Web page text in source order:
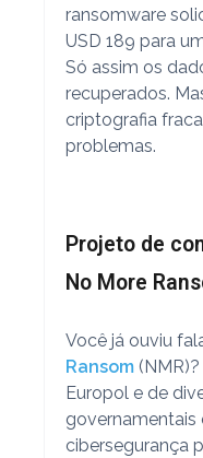
ransomware
USD 189 para
Só assim os
recuperados.
criptografia
problemas.
Projeto de
No More
Você já ouviu
Ransom(NMR)?
Europol e de
governamentais
cibersegurança